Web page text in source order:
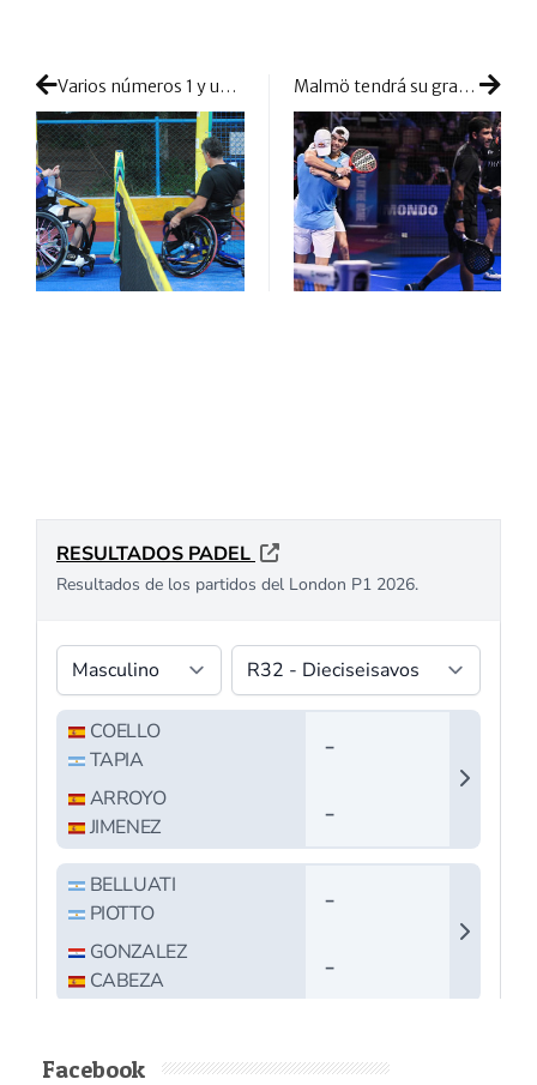
Varios números 1 y un bicampeón del mundo abren la pelea en la Copa de España de Pádel en silla de ruedas Malmö tendrá su gran duelo en la final masculina: Galán-Lebrón contra ‘Sanyo’ y Tapia en busca del título nórdico
Facebook